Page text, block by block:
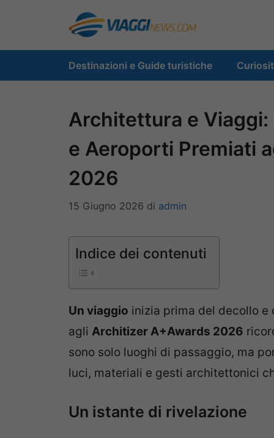
contenuto
Destinazioni e Guide turistiche
Architettura e Viaggi:
e Aeroporti Premiati
2026
15 Giugno 2026 di admin
Indice dei contenuti
Un viaggio inizia prima del decollo e
agli Architizer A+Awards 2026
sono solo luoghi di passaggio, ma
luci, materiali e gesti architettonici
Un istante di rivelazione